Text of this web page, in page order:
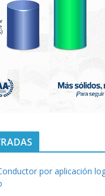
por aplicación